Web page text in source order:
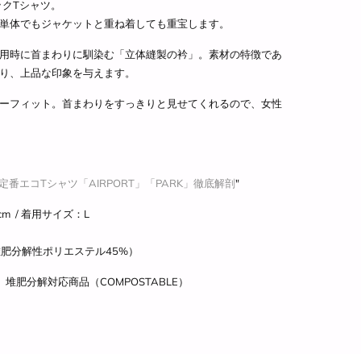
Tシャツ。
体でもジャケットと重ね着しても重宝します。
時に首まわりに馴染む「立体縫製の衿」。素材の特徴であ
、上品な印象を与えます。
フィット。首まわりをすっきりと見せてくれるので、女性
番エコTシャツ「AIRPORT」「PARK」徹底解剖"
/着用サイズ ： L
分解性ポリエステル45%）
分解対応商品（COMPOSTABLE）